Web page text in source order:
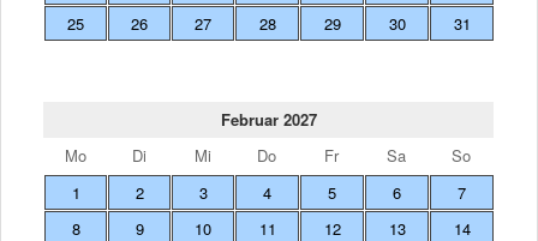
25
26 27 28 29 30 31
Februar 2027
Mo
Di Mi Do Fr Sa
So
1
2 3 4 5 6
7
8
9 10 11 12 13
14